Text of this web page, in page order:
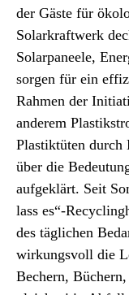
der Gäste für
Solarkraftwerk
Solarpaneele,
sorgen für ein
Rahmen der
anderem
Plastiktüten durch
über die
aufgeklärt. Seit
lass es“-
des täglichen
wirkungsvoll die
Bechern,